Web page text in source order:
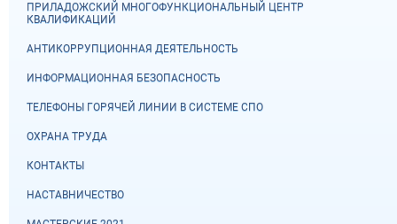
ПРИЛАДОЖСКИЙ МНОГОФУНКЦИОНАЛЬНЫЙ ЦЕНТР
КВАЛИФИКАЦИЙ
АНТИКОРРУПЦИОННАЯ ДЕЯТЕЛЬНОСТЬ
ИНФОРМАЦИОННАЯ БЕЗОПАСНОСТЬ
ТЕЛЕФОНЫ ГОРЯЧЕЙ ЛИНИИ В СИСТЕМЕ СПО
ОХРАНА ТРУДА
КОНТАКТЫ
НАСТАВНИЧЕСТВО